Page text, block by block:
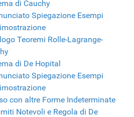
di Cauchy
Spiegazione Esempi
Teoremi Rolle-Lagrange-
di De Hopital
Spiegazione Esempi
con altre Forme Indeterminate
Notevoli e Regola di De